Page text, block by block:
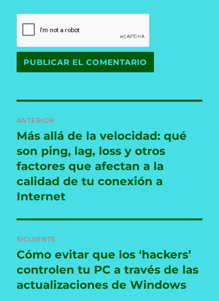
de
entradas
ANTERIOR
Entrada
anterior:
Más allá de la velocidad: qué
son ping, lag, loss y otros
factores que afectan a la
calidad de tu conexión a
Internet
SIGUIENTE
Entrada
siguiente:
Cómo evitar que los ‘hackers’
controlen tu PC a través de las
actualizaciones de Windows